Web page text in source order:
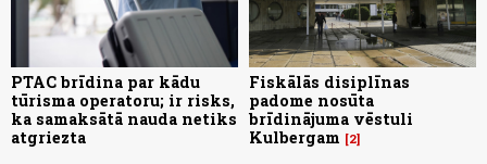
PTAC brīdina par kādu
tūrisma operatoru; ir risks,
ka samaksātā nauda netiks
atgriezta
Fiskālās disiplīnas
padome nosūta
brīdinājuma vēstuli
Kulbergam
2